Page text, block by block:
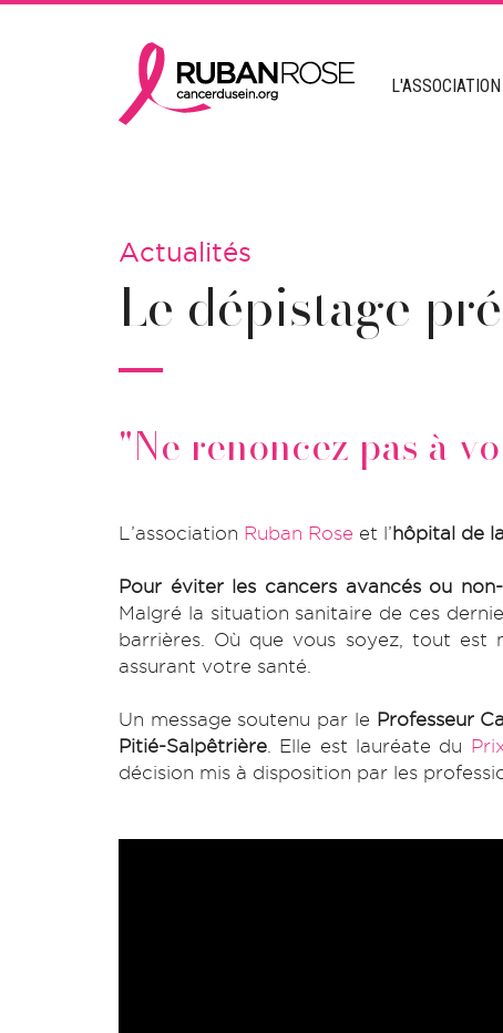
L'ASSOCIATION
Actualités
Le dépistage
"Ne renoncez pas à
L’association Ruban Rose et l’hôpital de
Pour éviter les cancers avancés ou
Malgré la situation sanitaire de ces
barrières. Où que vous soyez, tout est
assurant votre santé.
Un message soutenu par le Professeur
Pitié-Salpêtrière . Elle est lauréate du
décision mis à disposition par les